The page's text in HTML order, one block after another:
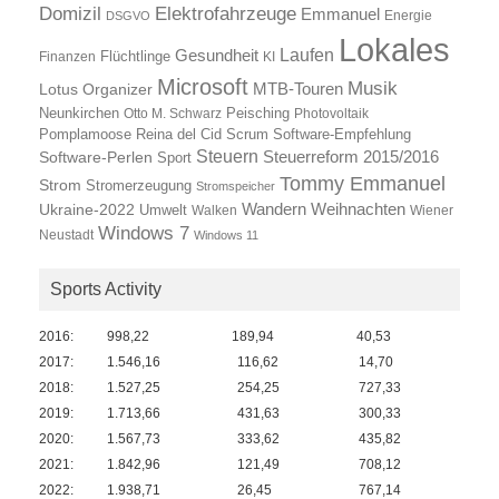
Domizil DSGVO Elektrofahrzeuge Emmanuel Energie
Finanzen Flüchtlinge Gesundheit KI Laufen Lokales
Lotus Organizer Microsoft MTB-Touren Musik
Neunkirchen Otto M. Schwarz Peisching Photovoltaik
Pomplamoose Reina del Cid Scrum Software-Empfehlung
Software-Perlen Sport Steuern Steuerreform 2015/2016
Strom Stromerzeugung Stromspeicher Tommy Emmanuel
Ukraine-2022 Umwelt Walken Wandern Weihnachten Wiener
Neustadt Windows 7 Windows 11
Sports Activity
2016: 998,22 189,94
40,53
2017:
1.546,16 116,62
14,70
2018:
1.527,25 254,25
727,33
2019:
1.713,66 431,63
300,33
2020:
1.567,73 333,62
435,82
2021:
1.842,96 121,49
708,12
2022:
1.938,71 26,45
767,14